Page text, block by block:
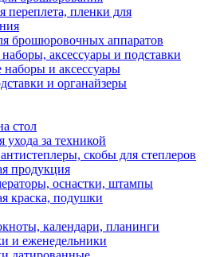
переплета, пленки для
брошюровочных аппаратов
аксессуары и подставки
и аксессуары
и органайзеры
стол
ухода за техникой
скобы для степлеров
продукция
оснастки, штампы
краска, подушки
календари, планинги
и еженедельники